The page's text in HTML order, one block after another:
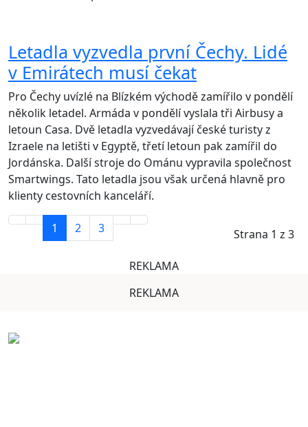
Letadla vyzvedla první Čechy. Lidé
v Emirátech musí čekat
Pro Čechy uvízlé na Blízkém východě zamířilo v pondělí
několik letadel. Armáda v pondělí vyslala tři Airbusy a
letoun Casa. Dvě letadla vyzvedávají české turisty z
Izraele na letišti v Egyptě, třetí letoun pak zamířil do
Jordánska. Další stroje do Ománu vypravila společnost
Smartwings. Tato letadla jsou však určená hlavně pro
klienty cestovních kanceláří.
Strana 1 z 3
1 2 3
REKLAMA
REKLAMA